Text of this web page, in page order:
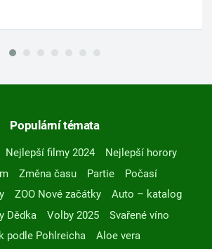
Populární témata
Nejlepší filmy 2024
Nejlepší horory
Změna času Partie
Počasí
ZOO Nové začátky
Auto – katalog
Dědka
Volby 2025
Svařené víno
podle Pohlreicha
Aloe vera